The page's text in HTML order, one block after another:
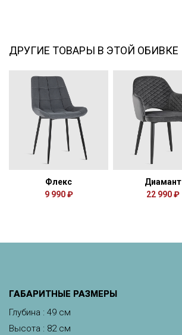
ДРУГИЕ ТОВАРЫ В ЭТОЙ ОБИВКЕ
Флекс
9 990 ₽
Диамант
22 990 ₽
ГАБАРИТНЫЕ РАЗМЕРЫ
Глубина : 49 см
Высота : 82 см